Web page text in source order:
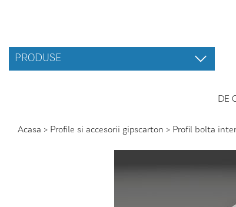
PRODUSE
DE
Acasa > Profile si accesorii gipscarton > Profil bolta